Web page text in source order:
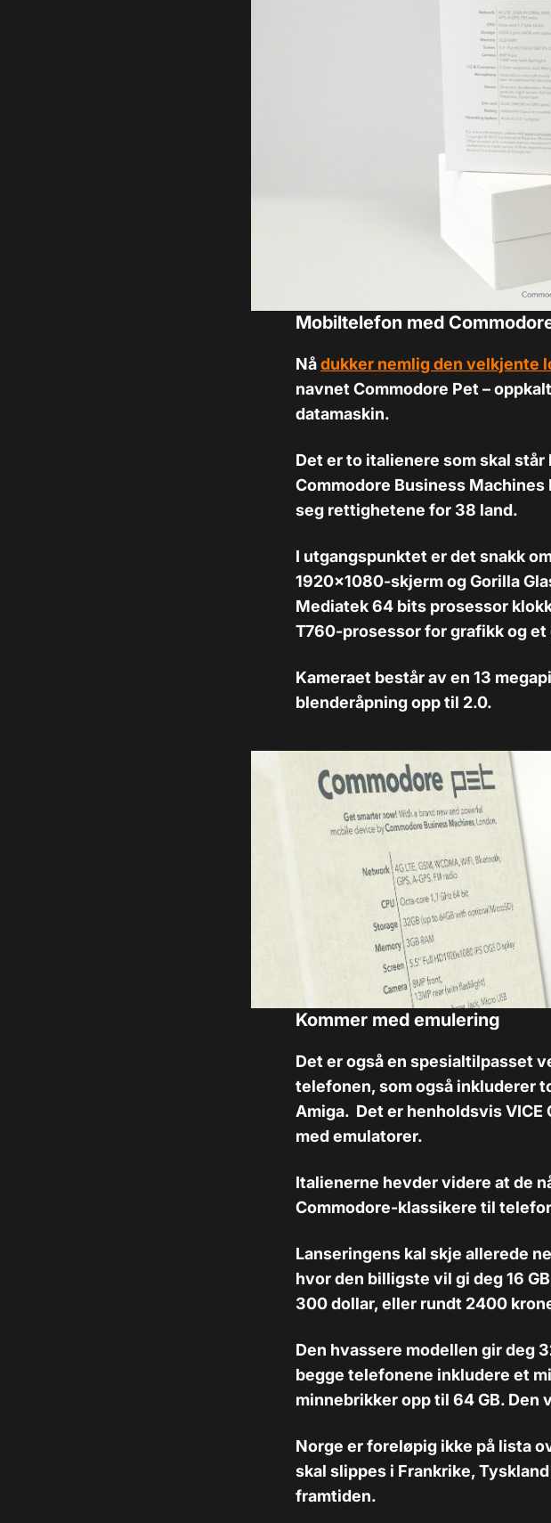
Mobiltelefon med
Nådukker nemlig den velkjente
navnet Commodore Pet –
datamaskin.
Det er to italienere som skal
Commodore Business
seg rettighetene for 38 land.
I utgangspunktet er det snakk
1920x1080-skjerm og Gorilla
Mediatek 64 bits prosessor
T760-prosessor for grafikk og
Kameraet består av en 13
blenderåpning opp til 2.0.
Kommer med emulering
Det er også en spesialtilpasset
telefonen, som også inkluderer
Amiga. Det er henholdsvis VICE
med emulatorer.
Italienerne hevder videre at de
Commodore-klassikere til
Lanseringens kal skje allerede
hvor den billigste vil gi deg 16
300 dollar, eller rundt 2400
Den hvassere modellen gir deg
begge telefonene inkludere et
minnebrikker opp til 64 GB.
Norge er foreløpig ikke på lista
skal slippes i Frankrike,
framtiden.